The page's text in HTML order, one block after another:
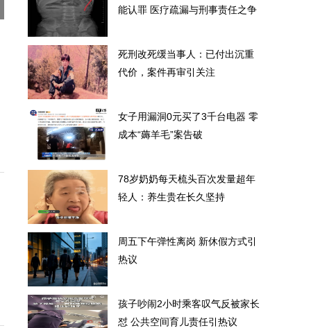
能认罪 医疗疏漏与刑事责任之争
死刑改死缓当事人：已付出沉重
代价，案件再审引关注
女子用漏洞0元买了3千台电器 零
成本“薅羊毛”案告破
78岁奶奶每天梳头百次发量超年
轻人：养生贵在长久坚持
周五下午弹性离岗 新休假方式引
热议
孩子吵闹2小时乘客叹气反被家长
怼 公共空间育儿责任引热议